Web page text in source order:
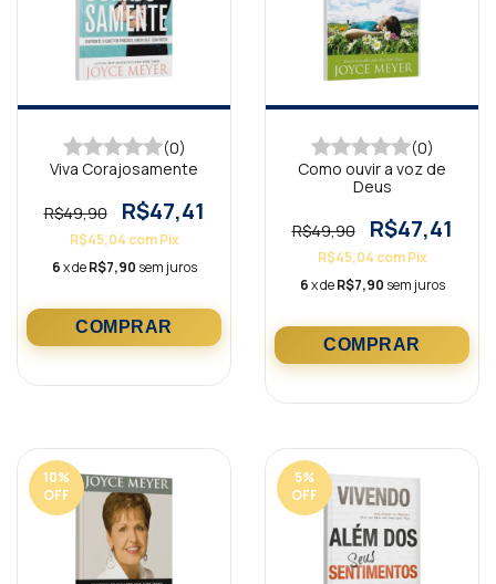
(0)
Viva Corajosamente
R$49,90 R$47,41
R$45,04 com Pix
6x deR$7,90 sem juros
(0)
Como ouvir a voz de
Deus
R$49,90 R$47,41
R$45,04 com Pix
6x deR$7,90 sem juros
10%
OFF
5%
OFF